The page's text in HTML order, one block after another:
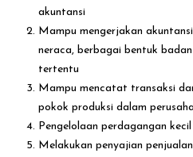
akuntansi
Mampu mengerjakan
neraca, berbagai bentuk
tertentu
Mampu mencatat transaksi
pokok produksi dalam
Pengelolaan perdagangan
Melakukan penyajian